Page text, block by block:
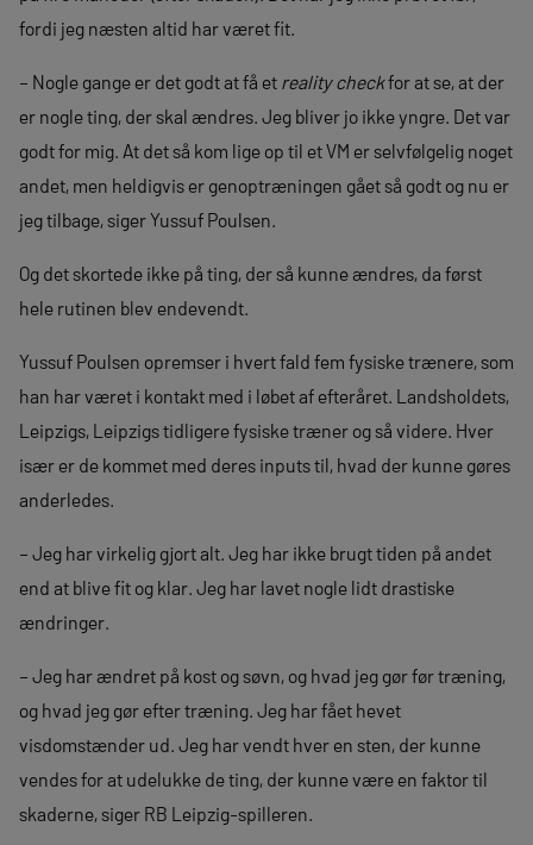
fordi jeg næsten altid har været fit.
– Nogle gange er det godt at få et reality checkfor at se, at der
er nogle ting, der skal ændres. Jeg bliver jo ikke yngre. Det var
godt for mig. At det så kom lige op til et VM er selvfølgelig noget
andet, men heldigvis er genoptræningen gået så godt og nu er
jeg tilbage, siger Yussuf Poulsen.
Og det skortede ikke på ting, der så kunne ændres, da først
hele rutinen blev endevendt.
Yussuf Poulsen opremser i hvert fald fem fysiske trænere, som
han har været i kontakt med i løbet af efteråret. Landsholdets,
Leipzigs, Leipzigs tidligere fysiske træner og så videre. Hver
især er de kommet med deres inputs til, hvad der kunne gøres
anderledes.
– Jeg har virkelig gjort alt. Jeg har ikke brugt tiden på andet
end at blive fit og klar. Jeg har lavet nogle lidt drastiske
ændringer.
– Jeg har ændret på kost og søvn, og hvad jeg gør før træning,
og hvad jeg gør efter træning. Jeg har fået hevet
visdomstænder ud. Jeg har vendt hver en sten, der kunne
vendes for at udelukke de ting, der kunne være en faktor til
skaderne, siger RB Leipzig-spilleren.